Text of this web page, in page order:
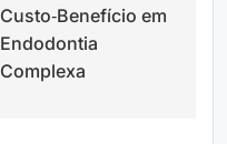
Custo‑Benefício em
Endodontia
Complexa